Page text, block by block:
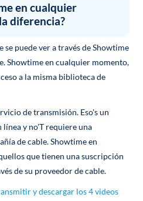
en cualquier
diferencia?
puede ver a través de Showtime
Showtime en cualquier momento,
a la misma biblioteca de
de transmisión. Eso's un
y no'T requiere una
de cable. Showtime en
que tienen una suscripción
de su proveedor de cable.
y descargar los 4 videos